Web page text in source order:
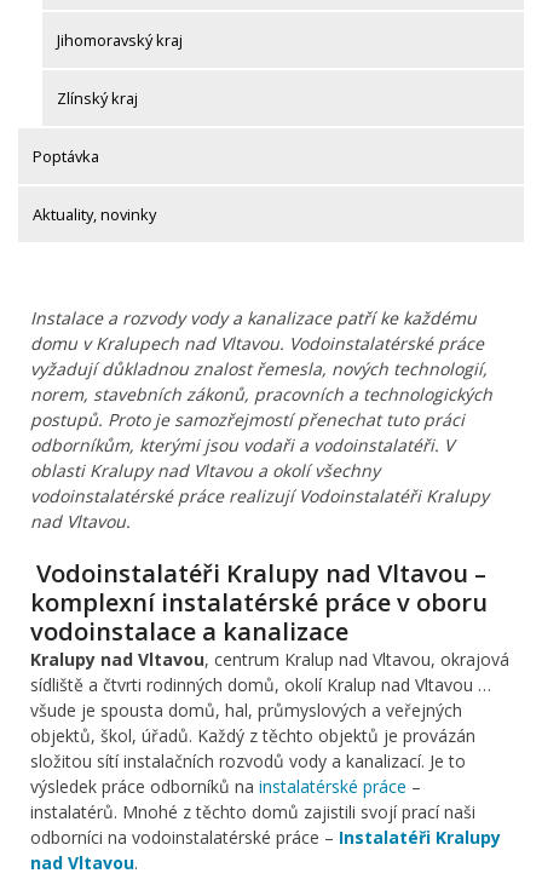
Jihomoravský kraj
Zlínský kraj
Poptávka
Aktuality, novinky
Instalace a rozvody vody a kanalizace patří ke každému
domu v Kralupech nad Vltavou. Vodoinstalatérské práce
vyžadují důkladnou znalost řemesla, nových technologií,
norem, stavebních zákonů, pracovních a technologických
postupů. Proto je samozřejmostí přenechat tuto práci
odborníkům, kterými jsou vodaři a vodoinstalatéři. V
oblasti Kralupy nad Vltavou a okolí všechny
vodoinstalatérské práce realizují Vodoinstalatéři Kralupy
nad Vltavou.
Vodoinstalatéři Kralupy nad Vltavou –
komplexní instalatérské práce v oboru
vodoinstalace a kanalizace
Kralupy nad Vltavou, centrum Kralup nad Vltavou, okrajová
sídliště a čtvrti rodinných domů, okolí Kralup nad Vltavou …
všude je spousta domů, hal, průmyslových a veřejných
objektů, škol, úřadů. Každý z těchto objektů je provázán
složitou sítí instalačních rozvodů vody a kanalizací. Je to
výsledek práce odborníků na instalatérské práce –
instalatérů. Mnohé z těchto domů zajistili svojí prací naši
odborníci na vodoinstalatérské práce – Instalatéři Kralupy
nad Vltavou.